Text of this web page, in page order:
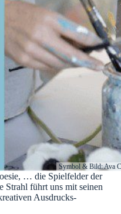
Symbol & Bild: Ava
… die Spielfelder der
Strahl führt uns mit seinen
Ausdrucks-